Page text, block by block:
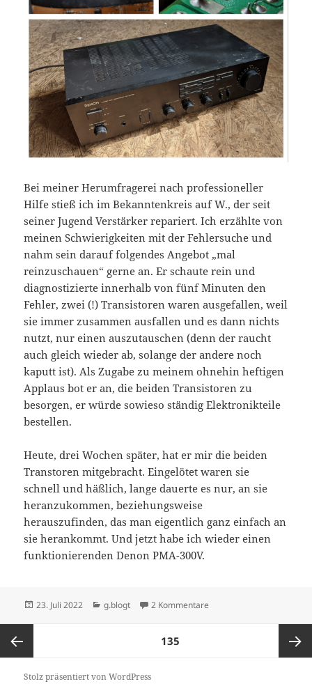
Bei meiner Herumfragerei nach professioneller
Hilfe stieß ich im Bekanntenkreis auf W., der seit
seiner Jugend Verstärker repariert. Ich erzählte von
meinen Schwierigkeiten mit der Fehlersuche und
nahm sein darauf folgendes Angebot „mal
reinzuschauen“ gerne an. Er schaute rein und
diagnostizierte innerhalb von fünf Minuten den
Fehler, zwei (!) Transistoren waren ausgefallen, weil
sie immer zusammen ausfallen und es dann nichts
nutzt, nur einen auszutauschen (denn der raucht
auch gleich wieder ab, solange der andere noch
kaputt ist). Als Zugabe zu meinem ohnehin heftigen
Applaus bot er an, die beiden Transistoren zu
besorgen, er würde sowieso ständig Elektronikteile
bestellen.
Heute, drei Wochen später, hat er mir die beiden
Transtoren mitgebracht. Eingelötet waren sie
schnell und häßlich, lange dauerte es nur, an sie
heranzukommen, beziehungsweise
herauszufinden, das man eigentlich ganz einfach an
sie herankommt. Und jetzt habe ich wieder einen
funktionierenden Denon PMA-300V.
Veröffentlicht
23. Juli 2022 Kategorien
g.blogt 2 Kommentare
der
Vorherige
135
Stolz präsentiert von WordPress